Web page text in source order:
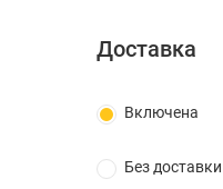
Доставка
Включена
Без доставки